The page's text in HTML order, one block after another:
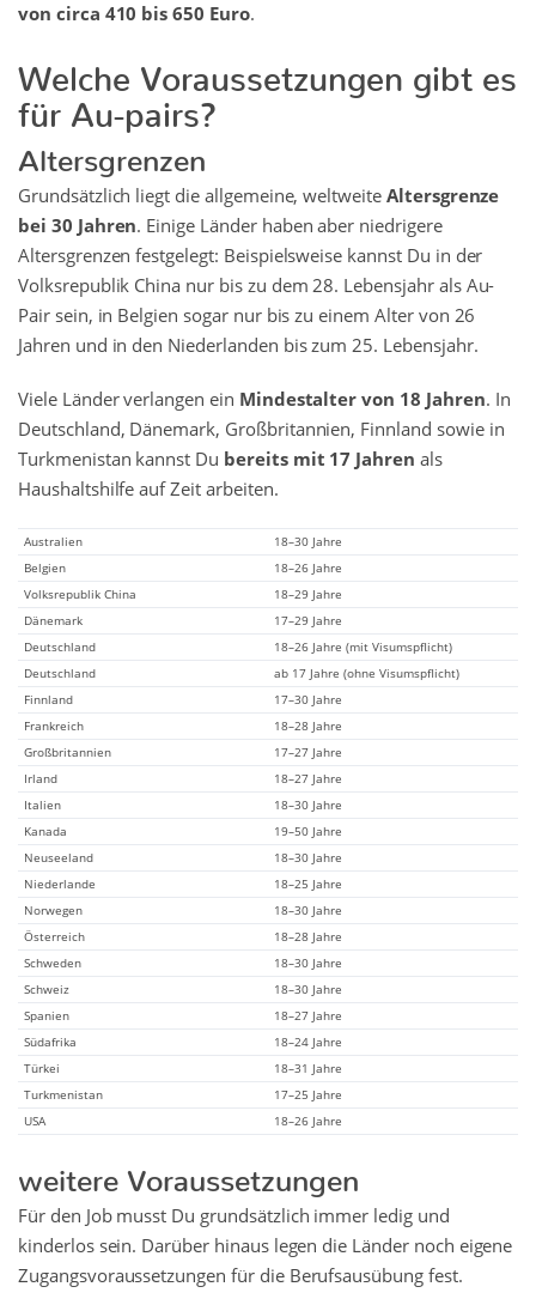
von circa 410 bis 650 Euro.
Welche Voraussetzungen gibt es
für Au-pairs?
Altersgrenzen
Grundsätzlich liegt die allgemeine, weltweite Altersgrenze
bei 30 Jahren. Einige Länder haben aber niedrigere
Altersgrenzen festgelegt: Beispielsweise kannst Du in der
Volksrepublik China nur bis zu dem 28. Lebensjahr als Au-
Pair sein, in Belgien sogar nur bis zu einem Alter von 26
Jahren und in den Niederlanden bis zum 25. Lebensjahr.
Viele Länder verlangen ein Mindestalter von 18 Jahren. In
Deutschland, Dänemark, Großbritannien, Finnland sowie in
Turkmenistan kannst Du bereits mit 17 Jahren als
Haushaltshilfe auf Zeit arbeiten.
Australien
18–30 Jahre
Belgien
18–26 Jahre
Volksrepublik China
18–29 Jahre
Dänemark
17–29 Jahre
Deutschland
18–26 Jahre (mit Visumspflicht)
Deutschland
ab 17 Jahre (ohne Visumspflicht)
Finnland
17–30 Jahre
Frankreich
18–28 Jahre
Großbritannien
17–27 Jahre
Irland
18–27 Jahre
Italien
18–30 Jahre
Kanada
19–50 Jahre
Neuseeland
18–30 Jahre
Niederlande
18–25 Jahre
Norwegen
18–30 Jahre
Österreich
18–28 Jahre
Schweden
18–30 Jahre
Schweiz
18–30 Jahre
Spanien
18–27 Jahre
Südafrika
18–24 Jahre
Türkei
18–31 Jahre
Turkmenistan
17–25 Jahre
USA
18–26 Jahre
weitere Voraussetzungen
Für den Job musst Du grundsätzlich immer ledig und
kinderlos sein. Darüber hinaus legen die Länder noch eigene
Zugangsvoraussetzungen für die Berufsausübung fest.